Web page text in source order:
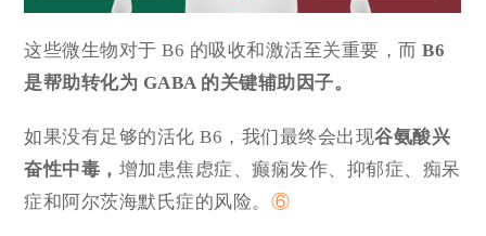
这些微生物对于 B6 的吸收和激活至关重要，而B6
是帮助转化为 GABA 的关键辅助因子。
如果没有足够的活化 B6，我们最终会出现谷氨酸兴
奋性中毒， 增加患焦虑症、癫痫发作、抑郁症、痴呆
症和阿尔茨海默氏症的风险。 ⑥